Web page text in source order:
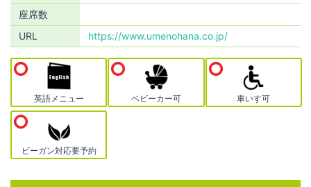
座席数
URL
https://www.umenohana.co.jp/
英語メニュー ベビーカー可 車いす可
ビーガン対応要予約